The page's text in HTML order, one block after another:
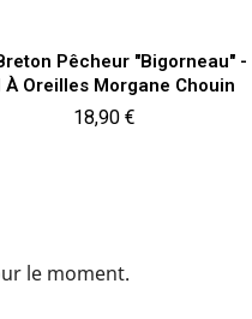
Pêcheur "Bigorneau" -
À Oreilles Morgane Chouin
Prix
18,90 €
 Aperçu rapide
le moment.